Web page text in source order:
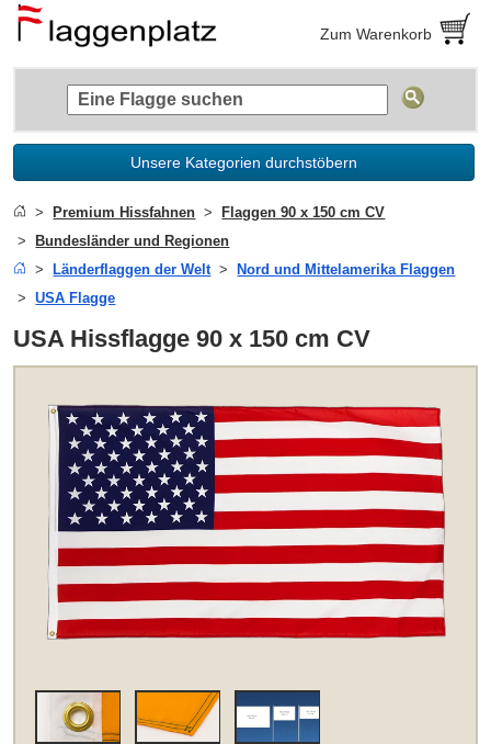
Zum Warenkorb
Unsere Kategorien durchstöbern
Premium Hissfahnen
Flaggen 90 x 150 cm CV
Bundesländer und Regionen
Länderflaggen der Welt
Nord und Mittelamerika Flaggen
USA Flagge
USA Hissflagge 90 x 150 cm CV